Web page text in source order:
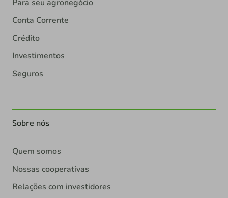
Para seu agronegócio
Conta Corrente
Crédito
Investimentos
Seguros
Sobre nós
Quem somos
Nossas cooperativas
Relações com investidores